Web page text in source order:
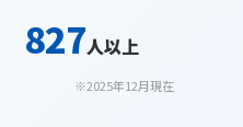
827人以上
※2025年12月現在